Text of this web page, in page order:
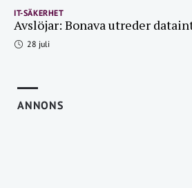
IT-SÄKERHET
Avslöjar: Bonava utreder
28 juli
ANNONS